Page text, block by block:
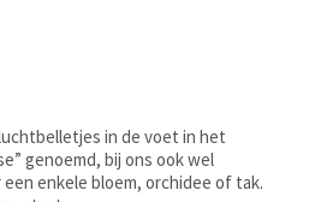
in de voet in het
genoemd, bij ons ook wel
een enkele bloem, orchidee of tak.